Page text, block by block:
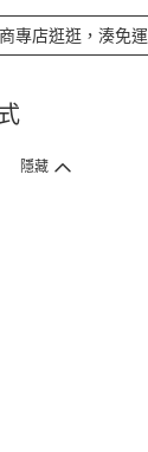
專店逛逛，湊免運
隱藏